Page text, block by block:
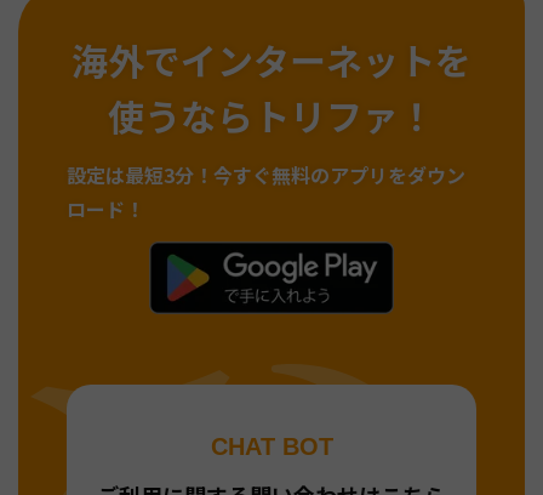
海外でインターネットを
使うならトリファ！
設定は最短3分！ 今すぐ無料のアプリをダウン
ロード！
CHAT BOT